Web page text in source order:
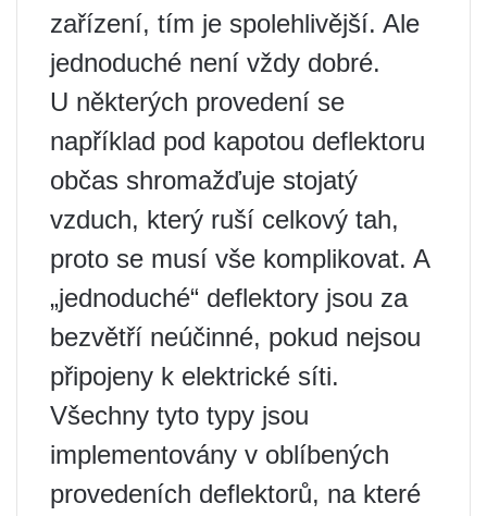
zařízení, tím je spolehlivější. Ale
jednoduché není vždy dobré.
U některých provedení se
například pod kapotou deflektoru
občas shromažďuje stojatý
vzduch, který ruší celkový tah,
proto se musí vše komplikovat. A
„jednoduché“ deflektory jsou za
bezvětří neúčinné, pokud nejsou
připojeny k elektrické síti.
Všechny tyto typy jsou
implementovány v oblíbených
provedeních deflektorů, na které